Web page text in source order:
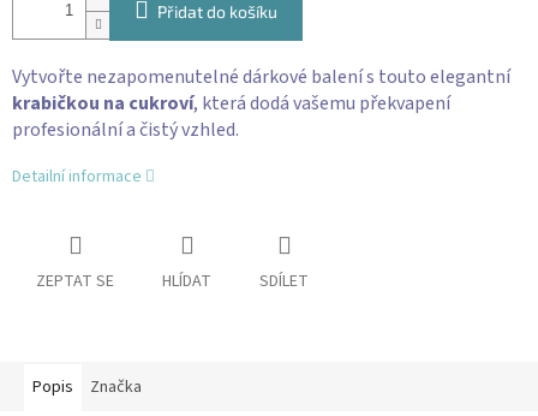
Přidat do košíku
Vytvořte nezapomenutelné dárkové balení s touto elegantní
krabičkou na cukroví, která dodá vašemu překvapení
profesionální a čistý vzhled.
Detailní informace
ZEPTAT SE HLÍDAT SDÍLET
Popis Značka